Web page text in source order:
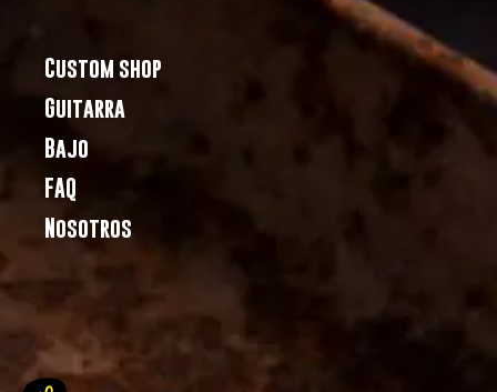
Custom shop
Guitarra
Bajo
FAQ
Nosotros